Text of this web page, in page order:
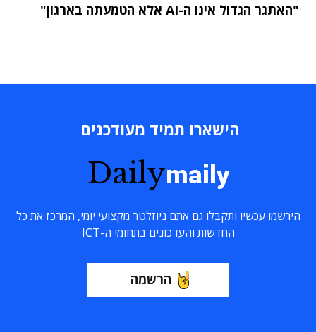
"האתגר הגדול אינו ה-AI אלא הטמעתה בארגון"
הישארו תמיד מעודכנים
Dailymaily
הירשמו עכשיו ותקבלו גם אתם ניוזלטר מקצועי יומי, המרכז את כל
החדשות והעדכונים בתחומי ה-ICT
הרשמה